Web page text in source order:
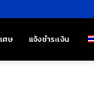
ศษ แจ้งชำระเงิน